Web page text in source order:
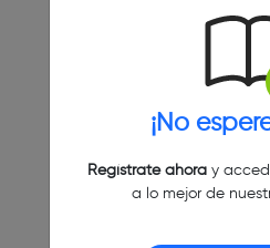
¡No
Regístrate ahoray
a lo mejor de